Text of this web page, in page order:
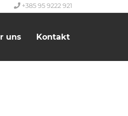
+385 95 9222 921
uns Kontakt